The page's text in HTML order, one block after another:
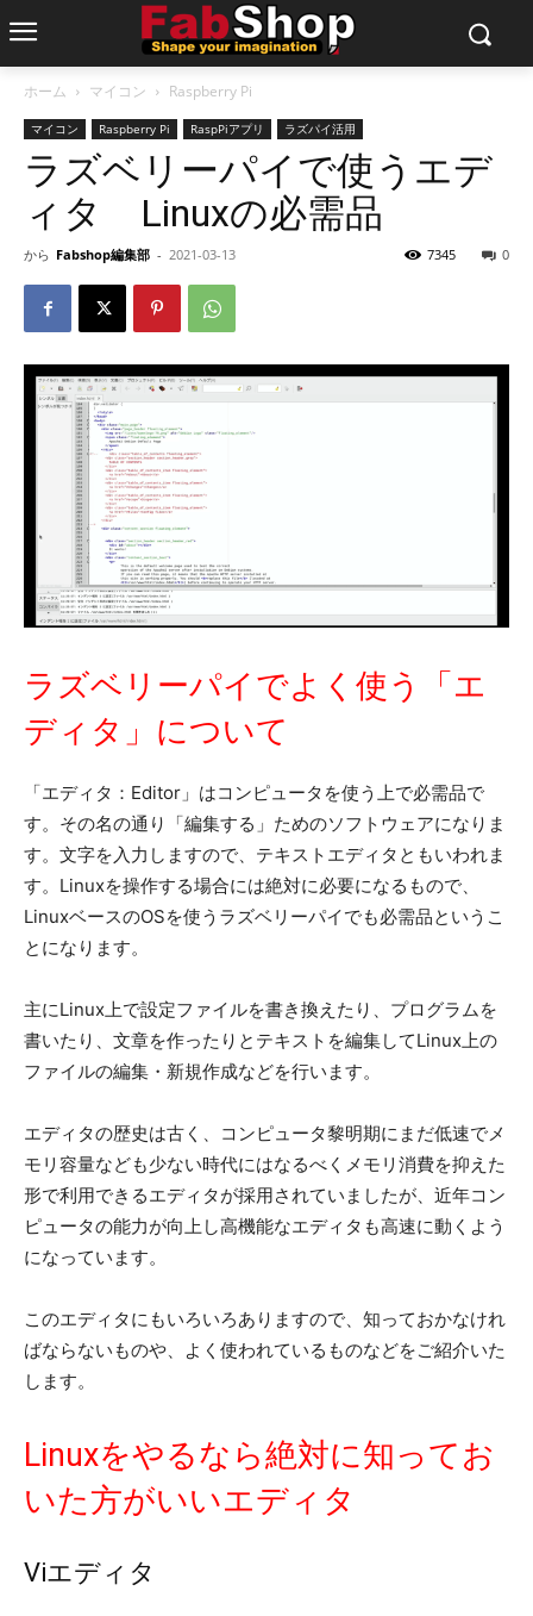
ホーム マイコン Raspberry Pi
マイコン Raspberry Pi RaspPiアプリ ラズパイ活用
ラズベリーパイで使うエデ
ィタ Linuxの必需品
から Fabshop編集部 - 2021-03-13 0
7345
ラズベリーパイでよく使う「エ
ディタ」について
「エディタ：Editor」はコンピュータを使う上で必需品で
す。その名の通り「編集する」ためのソフトウェアになりま
す。文字を入力しますので、テキストエディタともいわれま
す。Linuxを操作する場合には絶対に必要になるもので、
LinuxベースのOSを使うラズベリーパイでも必需品というこ
とになります。
主にLinux上で設定ファイルを書き換えたり、プログラムを
書いたり、文章を作ったりとテキストを編集してLinux上の
ファイルの編集・新規作成などを行います。
エディタの歴史は古く、コンピュータ黎明期にまだ低速でメ
モリ容量なども少ない時代にはなるべくメモリ消費を抑えた
形で利用できるエディタが採用されていましたが、近年コン
ピュータの能力が向上し高機能なエディタも高速に動くよう
になっています。
このエディタにもいろいろありますので、知っておかなけれ
ばならないものや、よく使われているものなどをご紹介いた
します。
Linuxをやるなら絶対に知ってお
いた方がいいエディタ
Viエディタ